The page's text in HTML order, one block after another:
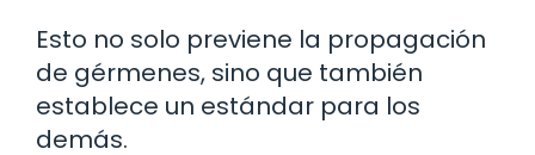
Esto no solo previene la propagación
de gérmenes, sino que también
establece un estándar para los
demás.